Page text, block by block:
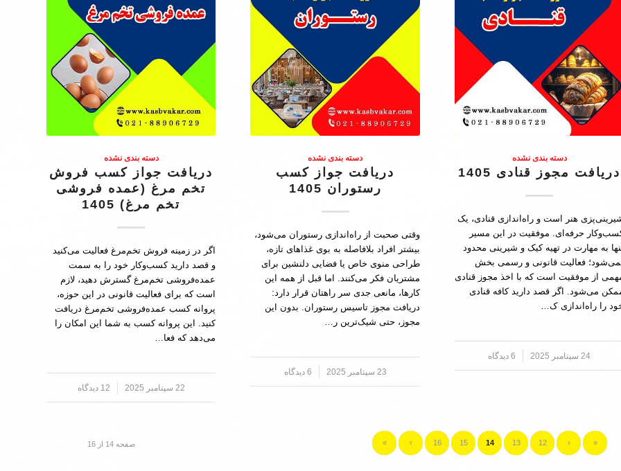
دسته بندی نشده
دریافت مجوز قنادی 1405
هنر است و راه‌اندازی قنادی، یک
حرفه‌ای. موفقیت در این مسیر
به مهارت در تهیه کیک و شیرینی محدود
فعالیت قانونی و رسمی بخش
از موفقیت است که با اخذ مجوز قنادی
می‌شود. اگر قصد دارید کافه قنادی
را راه‌اندازی ک…
24 سپتامبر 2025 / 6 دیدگاه
دسته بندی نشده
دریافت جواز کسب
رستوران 1405
وقتی صحبت از راه‌اندازی رستوران می‌شود،
بیشتر افراد بلافاصله به بوی غذاهای تازه،
طراحی منوی خاص یا فضایی دلنشین برای
مشتریان فکر می‌کنند. اما قبل از همه این
کارها، مانعی جدی سر راهتان قرار دارد:
دریافت مجوز تاسیس رستوران. بدون این
مجوز، حتی شیک‌ترین ر…
23 سپتامبر 2025 / 6 دیدگاه
دسته بندی نشده
دریافت جواز کسب فروش
تخم مرغ (عمده فروشی
تخم مرغ) 1405
اگر در زمینه فروش تخم‌مرغ فعالیت می‌کنید
و قصد دارید کسب‌وکار خود را به سمت
عمده‌فروشی تخم‌مرغ گسترش دهید، لازم
است که برای فعالیت قانونی در این حوزه،
پروانه کسب عمده‌فروشی تخم‌مرغ دریافت
کنید. این پروانه کسب به شما این امکان را
می‌دهد که فعا…
22 سپتامبر 2025 / 12 دیدگاه
صفحه 14 از 16 «
‹
12
13
14
15
16
›
»